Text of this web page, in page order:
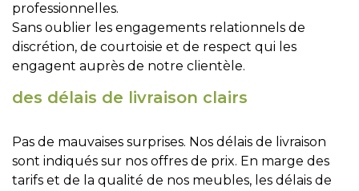
professionnelles.
Sans oublier les engagements relationnels de
discrétion, de courtoisie et de respect qui les
engagent auprès de notre clientèle.
des délais de livraison clairs
Pas de mauvaises surprises. Nos délais de livraison
sont indiqués sur nos offres de prix. En marge des
tarifs et de la qualité de nos meubles, les délais de